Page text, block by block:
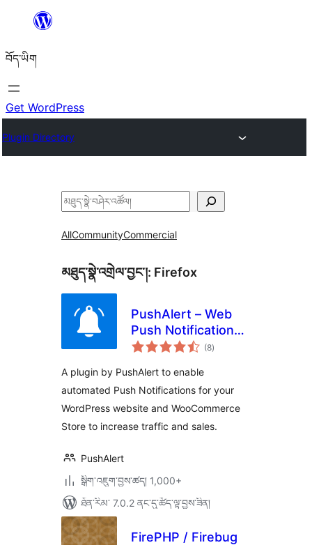
content
བོད་ཡིག
Get WordPress
Plugin Directory
བཤེར་
AllCommunityCommercial
མཐུད་སྣེ་འགྲེལ་བྱང་།: Firefox
PushAlert – Web
Push Notifications
for WordPress and
(8གདེང་
འཇོག་
)
A plugin by PushAlert to enable
automated Push Notifications for your
WordPress website and WooCommerce
Store to increase traffic and sales.
PushAlert
སྒྲིག་འཇུག་བྱས་ཚད། 1,000+
ཐོན་རིམ་ 7.0.2 ནང་དུ་ཚོད་ལྟ་བྱས་ཟིན།
FirePHP / Firebug